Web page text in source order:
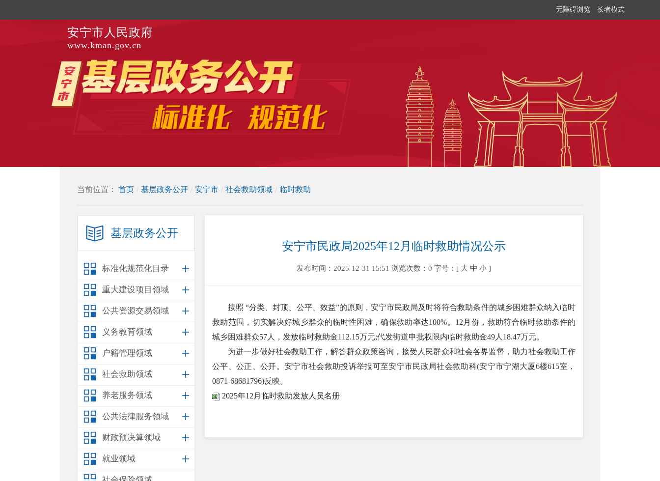
无障碍浏览 长者模式
安宁市人民政府
www.kman.gov.cn
当前位置： 首页 / 基层政务公开 / 安宁市 / 社会救助领域 / 临时救助
基层政务公开
标准化规范化目录
重大建设项目领域
公共资源交易领域
义务教育领域
户籍管理领域
社会救助领域
养老服务领域
公共法律服务领域
财政预决算领域
就业领域
安宁市民政局2025年12月临时救助情况公示
发布时间：2025-12-31 15:51 浏览次数：0 字号：[ 大 中 小 ]
按照 “分类、封顶、公平、效益”的原则，安宁市民政局及时将符合救助条件的城乡困难群众纳入临时
救助范围，切实解决好城乡群众的临时性困难，确保救助率达100%。12月份，救助符合临时救助条件的
城乡困难群众57人，发放临时救助金112.15万元;代发街道申批权限内临时救助金49人18.47万元。
为进一步做好社会救助工作，解答群众政策咨询，接受人民群众和社会各界监督，助力社会救助工作
公平、公正、公开。安宁市社会救助投诉举报可至安宁市民政局社会救助科(安宁市宁湖大厦6楼615室，
0871-68681796)反映。
2025年12月临时救助发放人员名册